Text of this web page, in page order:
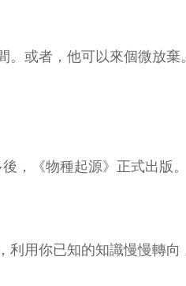
或者，他可以來個微放棄。
，《物種起源》正式出版。
用你已知的知識慢慢轉向